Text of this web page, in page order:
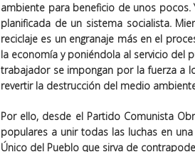
ambiente para beneficio de unos pocos.
planificada de un sistema socialista.
reciclaje es un engranaje más en el
la economía y poniéndola al servicio del
trabajador se impongan por la fuerza a
revertir la destrucción del medio
Por ello, desde el Partido Comunista
populares a unir todas las luchas en
Único del Pueblo que sirva de